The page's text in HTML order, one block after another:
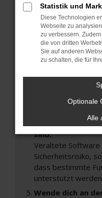
Prüfe deine
Manche
können das
verhindern.
anderen Browser
Fenster?
Starte dein Gerät
Das kann
Probleme zu
Betriebssystem
sind.
Veraltete Software
Sicherheitsrisiko,
dass bestimmte
unterstützt
Wende dich an
Statistik und
Diese Technologien
Webseite zu
zu verbessern.
die von dritten
Sie auf anderen
zu schalten, die für
Optionale
Alle